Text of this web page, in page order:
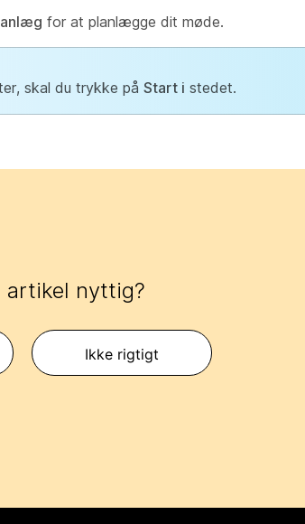
for at planlægge dit møde.
skal du trykke på Start i stedet.
artikel nyttig?
Ikke rigtigt